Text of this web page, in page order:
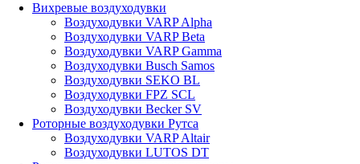
Вихревые воздуходувки
Воздуходувки VARP Alpha
Воздуходувки VARP Beta
Воздуходувки VARP Gamma
Воздуходувки Busch Samos
Воздуходувки SEKO BL
Воздуходувки FPZ SCL
Воздуходувки Becker SV
Роторные воздуходувки Рутса
Воздуходувки VARP Altair
Воздуходувки LUTOS DT